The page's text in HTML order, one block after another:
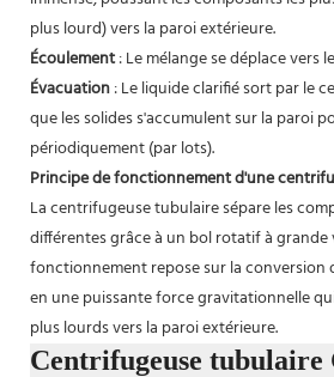
plus lourd) vers la paroi extérieure.
Écoulement: Le mélange se déplace vers
Évacuation: Le liquide clarifié sort par le
que les solides s'accumulent sur la paroi
périodiquement (par lots).
Principe de fonctionnement d'une
La centrifugeuse tubulaire sépare les
différentes grâce à un bol rotatif à grande
fonctionnement repose sur la conversion
en une puissante force gravitationnelle
plus lourds vers la paroi extérieure.
Centrifugeuse tubulaire